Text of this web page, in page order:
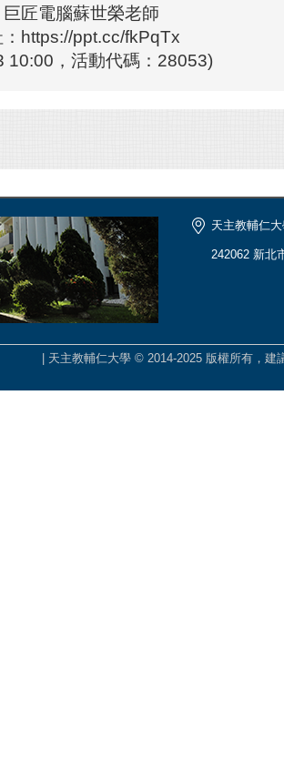
匠電腦蘇世榮老師
https://ppt.cc/fkPqTx
10:00，活動代碼：28053)
天主教輔仁
242062 新北
| 天主教輔仁大學 © 2014-2025 版權所有，